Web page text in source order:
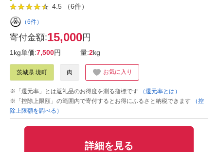
4.5 （6件）
（6件）
寄付金額:15,000円
1kg単価:7,500円 量:2kg
茨城県 境町 肉 お気に入り
※「還元率」とは返礼品のお得度を測る指標です
（還元率とは）
※「控除上限額」の範囲内で寄付するとお得にふるさと納税できます
（控
除上限額を調べる）
詳細を見る